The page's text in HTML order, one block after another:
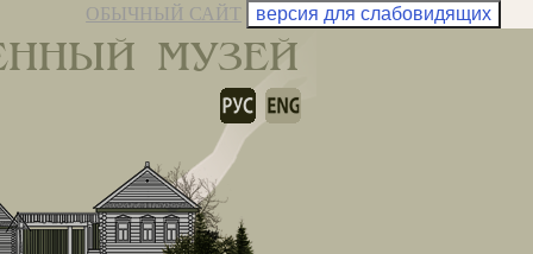
ОБЫЧНЫЙ САЙТ версия для слабовидящих
МУЗЕЙ